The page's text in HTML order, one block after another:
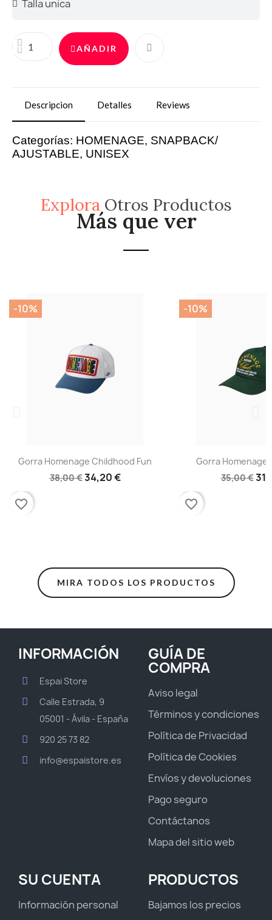
AÑADIR
Descripcion Detalles Reviews
Categorías: HOMENAGE, SNAPBACK/
AJUSTABLE, UNISEX
ExploraOtros Productos
Más que ver
Gorra Homenage Childhood Fun
38,00 €34,20 €
-10%
favorite_border
Gorra Homenage
35,00 €
-10%
favorite_border
MIRA TODOS LOS PRODUCTOS
INFORMACIÓN
Espai Store
Calle Estrada, 9
05001 - Ávila - España
920 25 73 82
info@espaistore.es
GUÍA DE
COMPRA
Aviso legal
Términos y condiciones
Política de Privacidad
Política de Cookies
Envíos y devoluciones
Pago seguro
Contáctanos
Mapa del sitio web
SU CUENTA
Información personal
PRODUCTOS
Bajamos los precios